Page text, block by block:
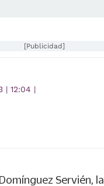
[Publicidad]
| 12:04 |
Servién, la